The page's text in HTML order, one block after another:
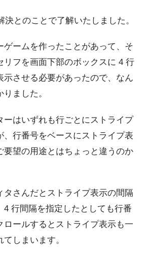
決とのことで了解いたしました。
ゲームを作ったことがあって、そ
リフを画面下部のボックスに 4 行
示させる必要があったので、なん
ました。
ーはいずれも行ごとにストライプ
、行番号をベースにストライプ表
要望の用途とはちょっと違うのか
タさんだとストライプ表示の間隔
4 行間隔を指定したとしても行番
ロールするとストライプ表示も一
しまいます。